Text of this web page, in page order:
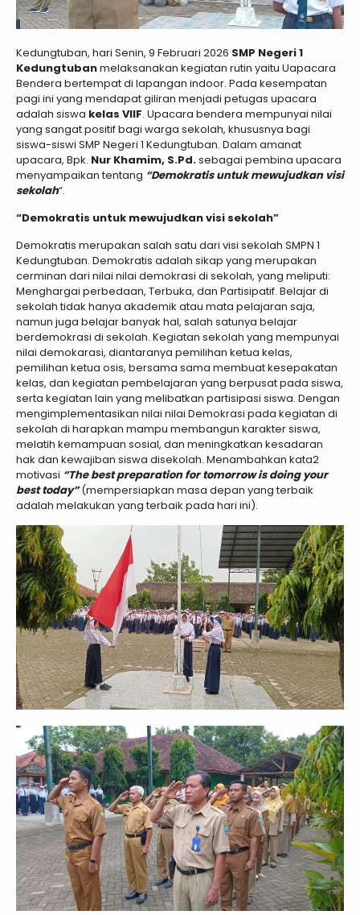
Kedungtuban, hari Senin, 9 Februari 2026 SMP Negeri 1
Kedungtubanmelaksanakan kegiatan rutin yaitu Uapacara
Bendera bertempat di lapangan indoor. Pada kesempatan
pagi ini yang mendapat giliran menjadi petugas upacara
adalah siswa kelas VIIF. Upacara bendera mempunyai nilai
yang sangat positif bagi warga sekolah, khususnya bagi
siswa-siswi SMP Negeri 1 Kedungtuban. Dalam amanat
upacara, Bpk. Nur Khamim, S.Pd.sebagai pembina upacara
menyampaikan tentang “Demokratis untuk mewujudkan visi
sekolah“.
“Demokratis untuk mewujudkan visi sekolah”
Demokratis merupakan salah satu dari visi sekolah SMPN 1
Kedungtuban. Demokratis adalah sikap yang merupakan
cerminan dari nilai nilai demokrasi di sekolah, yang meliputi:
Menghargai perbedaan, Terbuka, dan Partisipatif. Belajar di
sekolah tidak hanya akademik atau mata pelajaran saja,
namun juga belajar banyak hal, salah satunya belajar
berdemokrasi di sekolah. Kegiatan sekolah yang mempunyai
nilai demokarasi, diantaranya pemilihan ketua kelas,
pemilihan ketua osis, bersama sama membuat kesepakatan
kelas, dan kegiatan pembelajaran yang berpusat pada siswa,
serta kegiatan lain yang melibatkan partisipasi siswa. Dengan
mengimplementasikan nilai nilai Demokrasi pada kegiatan di
sekolah di harapkan mampu membangun karakter siswa,
melatih kemampuan sosial, dan meningkatkan kesadaran
hak dan kewajiban siswa disekolah. Menambahkan kata2
motivasi “The best preparation for tomorrow is doing your
best today”(mempersiapkan masa depan yang terbaik
adalah melakukan yang terbaik pada hari ini).